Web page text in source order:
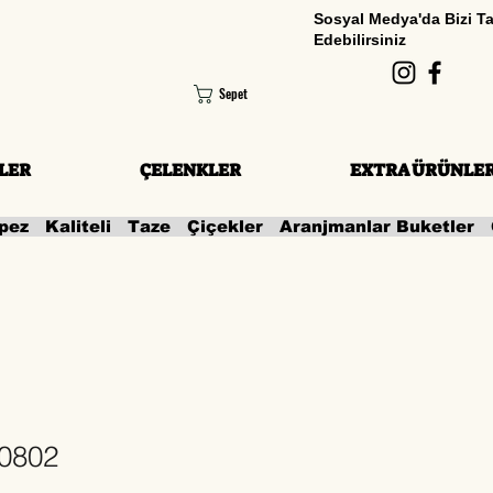
Sepet
Sosyal Medya'da Bizi
Edebilirsiniz
ÇELENKLER EXTRA